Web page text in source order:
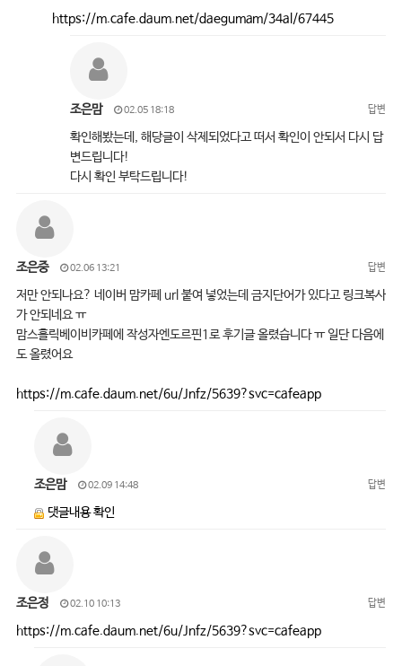
https://m.cafe.daum.net/daegumam/34al/67445
조은맘 02.05 18:18 답변
확인해봤는데, 해당글이 삭제되었다고 떠서 확인이 안되서 다시 답
변드립니다!
다시 확인 부탁드립니다!
조은중 02.06 13:21 답변
저만 안되나요? 네이버 맘카페 url 붙여 넣었는데 금지단어가 있다고 링크복사
가 안되네요 ㅠ
맘스홀릭베이비카페에 작성자엔도르핀1로 후기글 올렸습니다 ㅠ 일단 다음에
도 올렸어요
https://m.cafe.daum.net/6u/Jnfz/5639?svc=cafeapp
조은맘 02.09 14:48 답변
댓글내용 확인
조은정 02.10 10:13 답변
https://m.cafe.daum.net/6u/Jnfz/5639?svc=cafeapp